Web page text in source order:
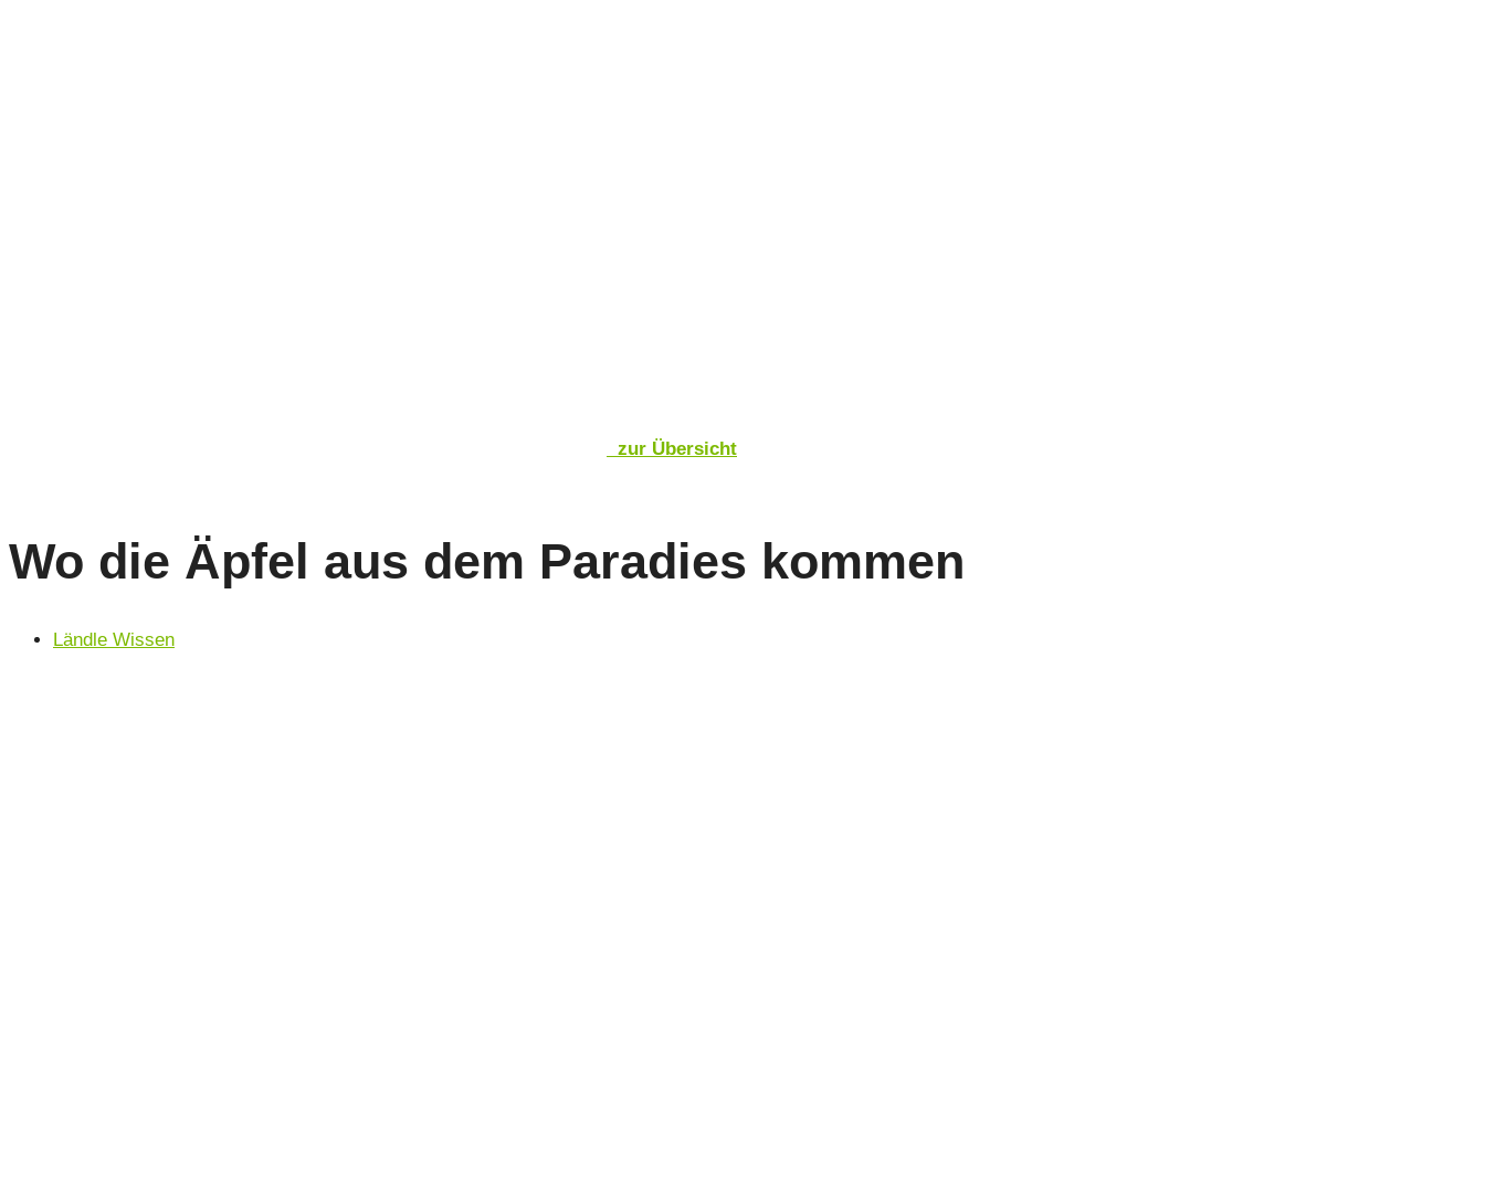
zur Übersicht
Wo die Äpfel aus dem Paradies kommen
Ländle Wissen